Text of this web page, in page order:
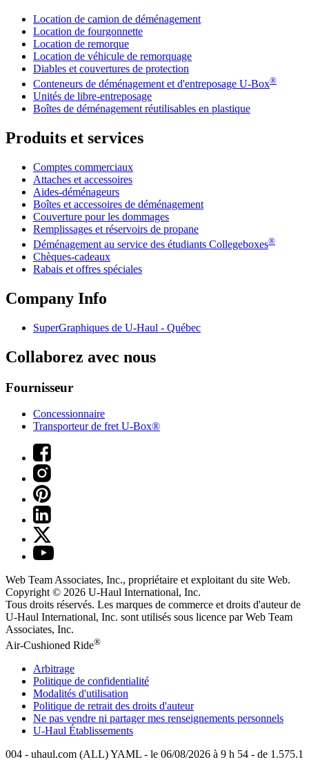
Location de camion de déménagement
Location de fourgonnette
Location de remorque
Location de véhicule de remorquage
Diables et couvertures de protection
Conteneurs de déménagement et d'entreposage U-Box®
Unités de libre-entreposage
Boîtes de déménagement réutilisables en plastique
Produits et services
Comptes commerciaux
Attaches et accessoires
Aides-déménageurs
Boîtes et accessoires de déménagement
Couverture pour les dommages
Remplissages et réservoirs de propane
Déménagement au service des étudiants Collegeboxes®
Chèques-cadeaux
Rabais et offres spéciales
Company Info
SuperGraphiques de U-Haul - Québec
Collaborez avec nous
Fournisseur
Concessionnaire
Transporteur de fret U-Box®
Web Team Associates, Inc., propriétaire et exploitant du site Web.
Copyright © 2026 U-Haul International, Inc.
Tous droits réservés. Les marques de commerce et droits d'auteur de
U-Haul International, Inc. sont utilisés sous licence par Web Team
Associates, Inc.
Air-Cushioned Ride®
Arbitrage
Politique de confidentialité
Modalités d'utilisation
Politique de retrait des droits d'auteur
Ne pas vendre ni partager mes renseignements personnels
U-Haul Établissements
004 - uhaul.com (ALL) YAML - le 06/08/2026 à 9 h 54 - de 1.575.1